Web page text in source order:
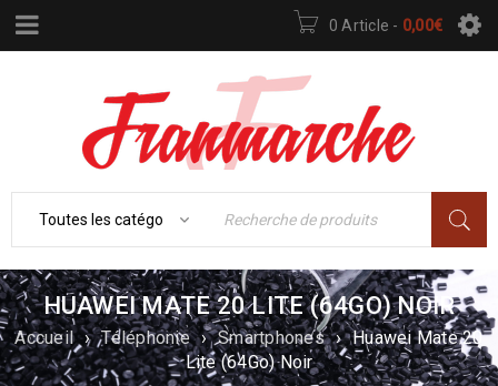
0 Article - 0,00€
HUAWEI MATE 20 LITE (64GO) NOIR
Accueil › Téléphonie › Smartphones › Huawei Mate 20
Lite (64Go) Noir